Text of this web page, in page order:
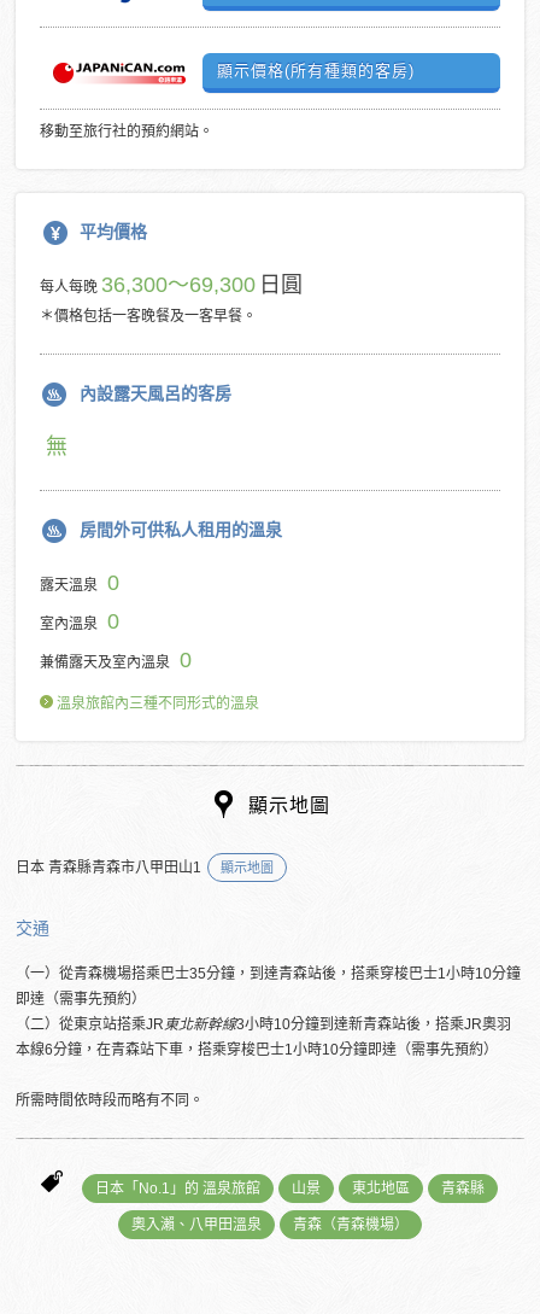
顯示價格(所有種類的客房)
移動至旅行社的預約網站。
平均價格
每人每晚 36,300～69,300 日圓
＊價格包括一客晚餐及一客早餐。
內設露天風呂的客房
無
房間外可供私人租用的溫泉
露天溫泉 0
室內溫泉 0
兼備露天及室內溫泉 0
溫泉旅館內三種不同形式的溫泉
顯示地圖
日本 青森縣青森市八甲田山1 顯示地圖
交通
（一）從青森機場搭乘巴士35分鐘，到達青森站後，搭乘穿梭巴士1小時10分鐘
即達（需事先預約）
（二）從東京站搭乘JR東北新幹線3小時10分鐘到達新青森站後，搭乘JR奧羽
本線6分鐘，在青森站下車，搭乘穿梭巴士1小時10分鐘即達（需事先預約）
所需時間依時段而略有不同。
日本「No.1」的 溫泉旅館 山景 東北地區 青森縣
奧入瀨、八甲田溫泉 青森（青森機場）